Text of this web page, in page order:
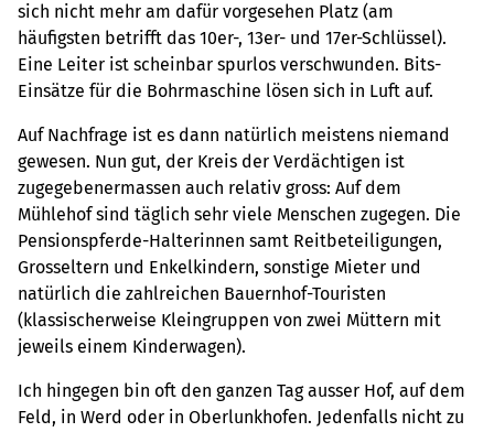
sich nicht mehr am dafür vorgesehen Platz (am
häufigsten betrifft das 10er-, 13er- und 17er-Schlüssel).
Eine Leiter ist scheinbar spurlos verschwunden. Bits-
Einsätze für die Bohrmaschine lösen sich in Luft auf.
Auf Nachfrage ist es dann natürlich meistens niemand
gewesen. Nun gut, der Kreis der Verdächtigen ist
zugegebenermassen auch relativ gross: Auf dem
Mühlehof sind täglich sehr viele Menschen zugegen. Die
Pensionspferde-Halterinnen samt Reitbeteiligungen,
Grosseltern und Enkelkindern, sonstige Mieter und
natürlich die zahlreichen Bauernhof-Touristen
(klassischerweise Kleingruppen von zwei Müttern mit
jeweils einem Kinderwagen).
Ich hingegen bin oft den ganzen Tag ausser Hof, auf dem
Feld, in Werd oder in Oberlunkhofen. Jedenfalls nicht zu